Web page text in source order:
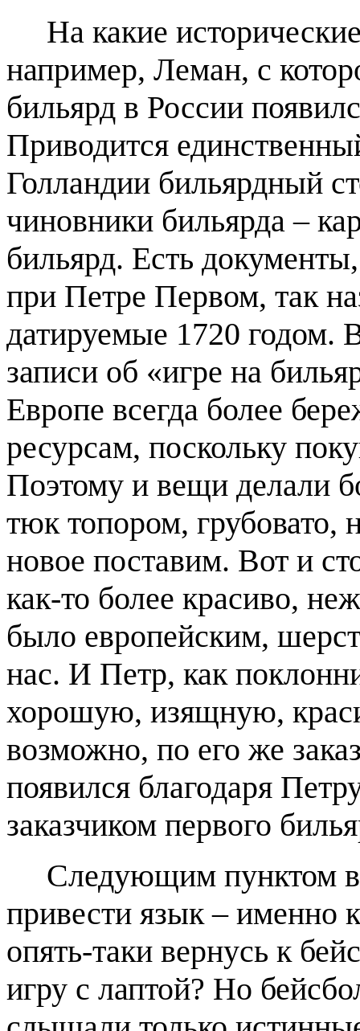
На какие
например, Леман, с
бильярд в России
Приводится
Голландии бильярдный
чиновники бильярда –
бильярд. Есть
при Петре Первом, так
датируемые 1720 годом.
записи об «игре на
Европе всегда более
ресурсам, поскольку
Поэтому и вещи делали
тюк топором, грубовато,
новое поставим. Вот и
как-то более красиво,
было европейским,
нас. И Петр, как
хорошую, изящную,
возможно, по его же
появился благодаря
заказчиком первого
Следующим пунктом в
привести язык – именно
опять-таки вернусь к
игру с лаптой? Но